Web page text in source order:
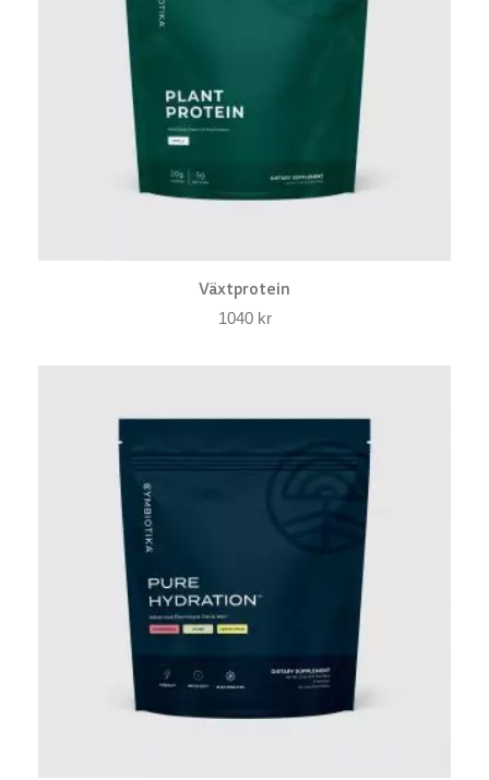
Växtprotein
1040 kr